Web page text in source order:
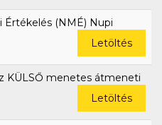
(NMÉ) Nupi
Letöltés
KÜLSŐ menetes átmeneti
Letöltés